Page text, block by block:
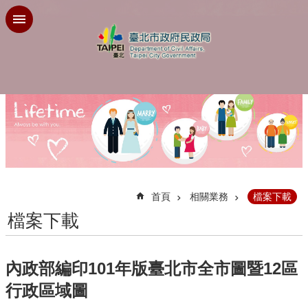
跳到主要內容區塊
首頁 相關業務 檔案下載
檔案下載
內政部編印101年版臺北市全市圖暨12區
行政區域圖